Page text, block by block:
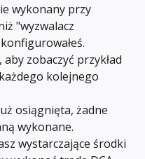
wykonany przy
"wyzwalacz
, aby zobaczyć przykład
kolejnego
osiągnięta, żadne
wykonane.
wystarczające środki